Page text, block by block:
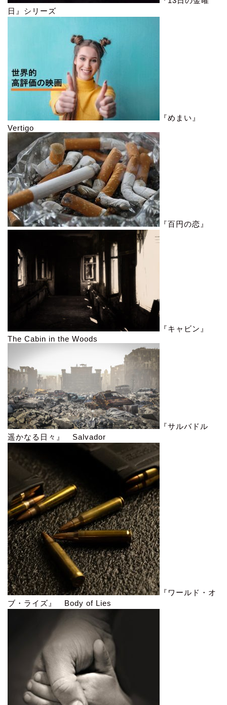
日』シリーズ
『めまい』
Vertigo
『百円の恋』
『キャビン』
The Cabin in the Woods
『サルバドル
遥かなる日々』 Salvador
『ワールド・オ
ブ・ライズ』 Body of Lies